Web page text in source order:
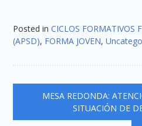
Posted inCICLOS FORMATIVOS
(APSD), FORMA JOVEN,
Navegación
MESA REDONDA:
SITUACIÓN DE